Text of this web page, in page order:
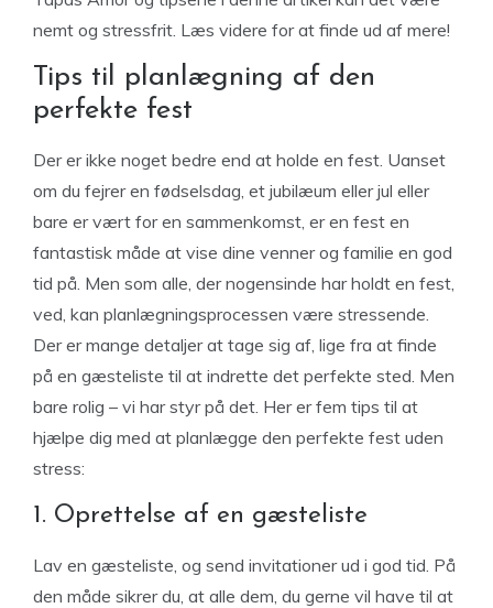
nemt og stressfrit. Læs videre for at finde ud af mere!
Tips til planlægning af den
perfekte fest
Der er ikke noget bedre end at holde en fest. Uanset
om du fejrer en fødselsdag, et jubilæum eller jul eller
bare er vært for en sammenkomst, er en fest en
fantastisk måde at vise dine venner og familie en god
tid på. Men som alle, der nogensinde har holdt en fest,
ved, kan planlægningsprocessen være stressende.
Der er mange detaljer at tage sig af, lige fra at finde
på en gæsteliste til at indrette det perfekte sted. Men
bare rolig – vi har styr på det. Her er fem tips til at
hjælpe dig med at planlægge den perfekte fest uden
stress:
1. Oprettelse af en gæsteliste
Lav en gæsteliste, og send invitationer ud i god tid. På
den måde sikrer du, at alle dem, du gerne vil have til at